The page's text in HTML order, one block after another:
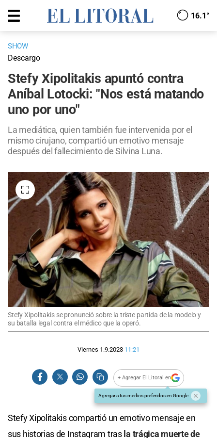
16.1°
SHOW
Descargo
Stefy Xipolitakis apuntó contra
Aníbal Lotocki: "Nos está matando
uno por uno"
La mediática, quien también fue intervenida por el
mismo cirujano, compartió un emotivo mensaje
después del fallecimiento de Silvina Luna.
Stefy Xipolitakis se pronunció sobre la triste partida de la modelo y
su batalla legal contra el médico que la operó.
Viernes 1.9.2023 11:21
+ Agregar El Litoral en
Agregar a tus medios preferidos en Google
Stefy Xipolitakis compartió un emotivo mensaje en
sus historias de Instagram trasla trágica muerte de